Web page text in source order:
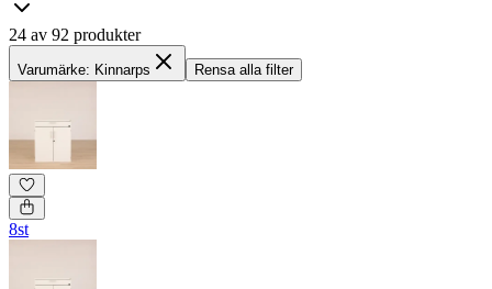
24 av 92 produkter
Varumärke: Kinnarps Rensa alla filter
8st